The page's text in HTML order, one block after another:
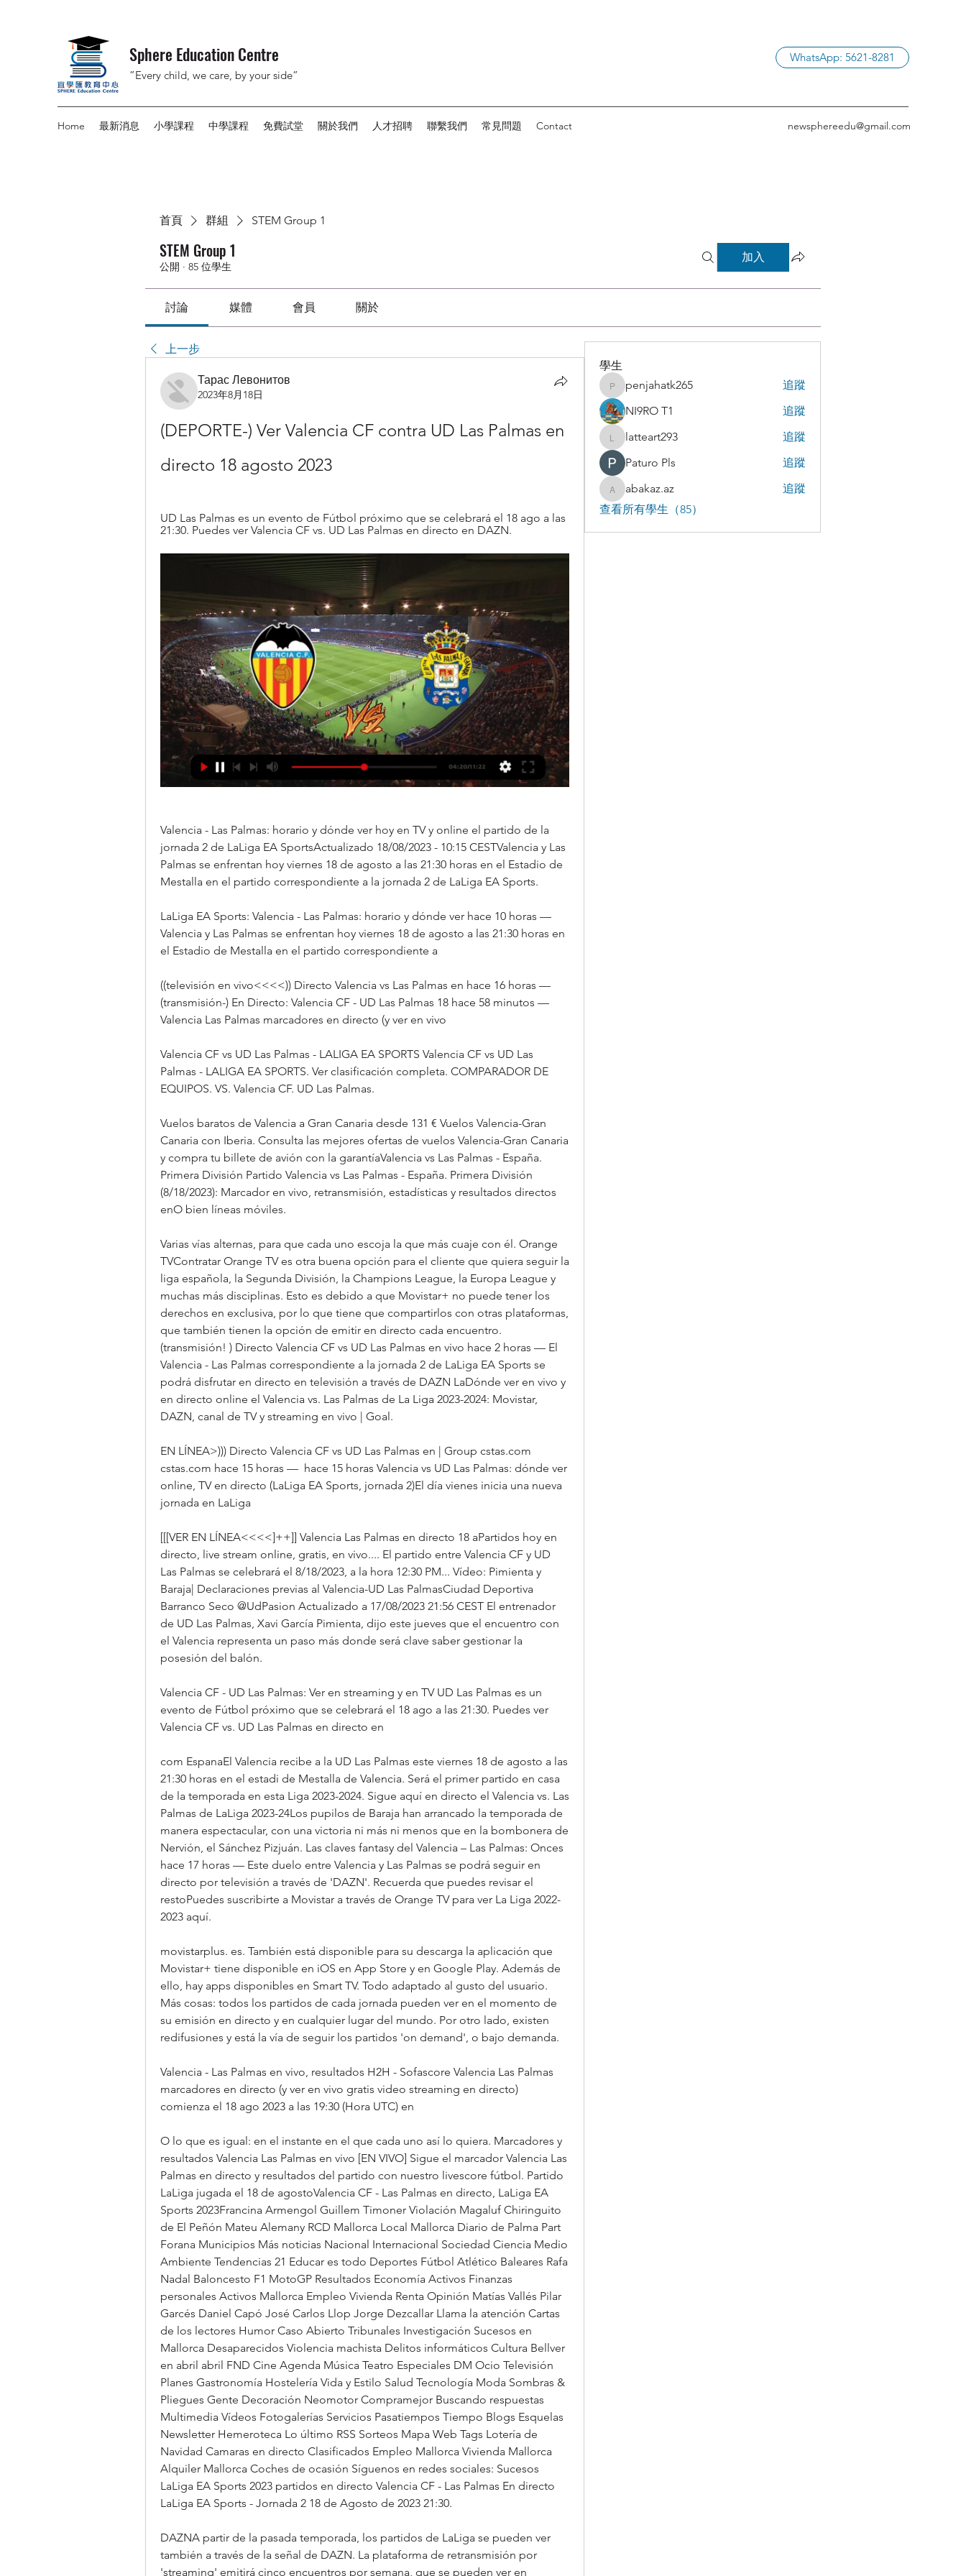
Sphere Education Centre
”Every child, we care, by your side”
WhatsApp: 5621-8281
Home 最新消息 小學課程 中學課程 免費試堂 關於我們 人才招聘 聯繫我們 常見問題 Contact newsphereedu@gmail.com
首頁 群組 STEM Group 1
STEM Group 1
公開 · 85 位學生
加入
討論 媒體 會員 關於
上一步
Тарас Левонитов
2023年8月18日
(DEPORTE-) Ver Valencia CF contra UD Las Palmas en
directo 18 agosto 2023
UD Las Palmas es un evento de Fútbol próximo que se celebrará el 18 ago a las
21:30. Puedes ver Valencia CF vs. UD Las Palmas en directo en DAZN.
Valencia - Las Palmas: horario y dónde ver hoy en TV y online el partido de la
jornada 2 de LaLiga EA SportsActualizado 18/08/2023 - 10:15 CESTValencia y Las
Palmas se enfrentan hoy viernes 18 de agosto a las 21:30 horas en el Estadio de
Mestalla en el partido correspondiente a la jornada 2 de LaLiga EA Sports.
LaLiga EA Sports: Valencia - Las Palmas: horario y dónde ver hace 10 horas —
Valencia y Las Palmas se enfrentan hoy viernes 18 de agosto a las 21:30 horas en
el Estadio de Mestalla en el partido correspondiente a
((televisión en vivo<<<<)) Directo Valencia vs Las Palmas en hace 16 horas —
(transmisión-) En Directo: Valencia CF - UD Las Palmas 18 hace 58 minutos —
Valencia Las Palmas marcadores en directo (y ver en vivo
Valencia CF vs UD Las Palmas - LALIGA EA SPORTS Valencia CF vs UD Las
Palmas - LALIGA EA SPORTS. Ver clasificación completa. COMPARADOR DE
EQUIPOS. VS. Valencia CF. UD Las Palmas.
Vuelos baratos de Valencia a Gran Canaria desde 131 € Vuelos Valencia-Gran
Canaria con Iberia. Consulta las mejores ofertas de vuelos Valencia-Gran Canaria
y compra tu billete de avión con la garantíaValencia vs Las Palmas - España.
Primera División Partido Valencia vs Las Palmas - España. Primera División
(8/18/2023): Marcador en vivo, retransmisión, estadísticas y resultados directos
enO bien líneas móviles.
Varias vías alternas, para que cada uno escoja la que más cuaje con él. Orange
TVContratar Orange TV es otra buena opción para el cliente que quiera seguir la
liga española, la Segunda División, la Champions League, la Europa League y
muchas más disciplinas. Esto es debido a que Movistar+ no puede tener los
derechos en exclusiva, por lo que tiene que compartirlos con otras plataformas,
que también tienen la opción de emitir en directo cada encuentro.
(transmisión! ) Directo Valencia CF vs UD Las Palmas en vivo hace 2 horas — El
Valencia - Las Palmas correspondiente a la jornada 2 de LaLiga EA Sports se
podrá disfrutar en directo en televisión a través de DAZN LaDónde ver en vivo y
en directo online el Valencia vs. Las Palmas de La Liga 2023-2024: Movistar,
DAZN, canal de TV y streaming en vivo | Goal.
EN LÍNEA>))) Directo Valencia CF vs UD Las Palmas en | Group cstas.com
cstas.com hace 15 horas —  hace 15 horas Valencia vs UD Las Palmas: dónde ver
online, TV en directo (LaLiga EA Sports, jornada 2)El día vienes inicia una nueva
jornada en LaLiga
[[[VER EN LÍNEA<<<<]++]] Valencia Las Palmas en directo 18 aPartidos hoy en
directo, live stream online, gratis, en vivo.... El partido entre Valencia CF y UD
Las Palmas se celebrará el 8/18/2023, a la hora 12:30 PM... Vídeo: Pimienta y
Baraja| Declaraciones previas al Valencia-UD Las PalmasCiudad Deportiva
Barranco Seco @UdPasion Actualizado a 17/08/2023 21:56 CEST El entrenador
de UD Las Palmas, Xavi García Pimienta, dijo este jueves que el encuentro con
el Valencia representa un paso más donde será clave saber gestionar la
posesión del balón.
Valencia CF - UD Las Palmas: Ver en streaming y en TV UD Las Palmas es un
evento de Fútbol próximo que se celebrará el 18 ago a las 21:30. Puedes ver
Valencia CF vs. UD Las Palmas en directo en
com EspanaEl Valencia recibe a la UD Las Palmas este viernes 18 de agosto a las
21:30 horas en el estadi de Mestalla de Valencia. Será el primer partido en casa
de la temporada en esta Liga 2023-2024. Sigue aquí en directo el Valencia vs. Las
Palmas de LaLiga 2023-24Los pupilos de Baraja han arrancado la temporada de
manera espectacular, con una victoria ni más ni menos que en la bombonera de
Nervión, el Sánchez Pizjuán. Las claves fantasy del Valencia – Las Palmas: Onces
hace 17 horas — Este duelo entre Valencia y Las Palmas se podrá seguir en
directo por televisión a través de 'DAZN'. Recuerda que puedes revisar el
restoPuedes suscribirte a Movistar a través de Orange TV para ver La Liga 2022-
2023 aquí.
movistarplus. es. También está disponible para su descarga la aplicación que
Movistar+ tiene disponible en iOS en App Store y en Google Play. Además de
ello, hay apps disponibles en Smart TV. Todo adaptado al gusto del usuario.
Más cosas: todos los partidos de cada jornada pueden ver en el momento de
su emisión en directo y en cualquier lugar del mundo. Por otro lado, existen
redifusiones y está la vía de seguir los partidos 'on demand', o bajo demanda.
Valencia - Las Palmas en vivo, resultados H2H - Sofascore Valencia Las Palmas
marcadores en directo (y ver en vivo gratis video streaming en directo)
comienza el 18 ago 2023 a las 19:30 (Hora UTC) en
O lo que es igual: en el instante en el que cada uno así lo quiera. Marcadores y
resultados Valencia Las Palmas en vivo [EN VIVO] Sigue el marcador Valencia Las
Palmas en directo y resultados del partido con nuestro livescore fútbol. Partido
LaLiga jugada el 18 de agostoValencia CF - Las Palmas en directo, LaLiga EA
Sports 2023Francina Armengol Guillem Timoner Violación Magaluf Chiringuito
de El Peñón Mateu Alemany RCD Mallorca Local Mallorca Diario de Palma Part
Forana Municipios Más noticias Nacional Internacional Sociedad Ciencia Medio
Ambiente Tendencias 21 Educar es todo Deportes Fútbol Atlético Baleares Rafa
Nadal Baloncesto F1 MotoGP Resultados Economía Activos Finanzas
personales Activos Mallorca Empleo Vivienda Renta Opinión Matías Vallés Pilar
Garcés Daniel Capó José Carlos Llop Jorge Dezcallar Llama la atención Cartas
de los lectores Humor Caso Abierto Tribunales Investigación Sucesos en
Mallorca Desaparecidos Violencia machista Delitos informáticos Cultura Bellver
en abril abril FND Cine Agenda Música Teatro Especiales DM Ocio Televisión
Planes Gastronomía Hostelería Vida y Estilo Salud Tecnología Moda Sombras &
Pliegues Gente Decoración Neomotor Compramejor Buscando respuestas
Multimedia Vídeos Fotogalerías Servicios Pasatiempos Tiempo Blogs Esquelas
Newsletter Hemeroteca Lo último RSS Sorteos Mapa Web Tags Lotería de
Navidad Camaras en directo Clasificados Empleo Mallorca Vivienda Mallorca
Alquiler Mallorca Coches de ocasión Síguenos en redes sociales: Sucesos
LaLiga EA Sports 2023 partidos en directo Valencia CF - Las Palmas En directo
LaLiga EA Sports - Jornada 2 18 de Agosto de 2023 21:30.
DAZNA partir de la pasada temporada, los partidos de LaLiga se pueden ver
también a través de la señal de DAZN. La plataforma de retransmisión por
'streaming' emitirá cinco encuentros por semana, que se pueden ver en
學生
penjahatk265
penjahatk265
追蹤
NI9RO T1
追蹤
latteart293
latteart293
追蹤
Paturo Pls
追蹤
abakaz.az
abakaz.az
追蹤
查看所有學生（85）